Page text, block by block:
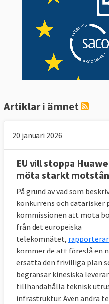
Artiklar i ämnet
20 januari 2026
EU vill stoppa
möta starkt
På grund av vad som
konkurrens och datarisker
kommissionen att mota
från det europeiska
telekomnätet,
kommer de att föreslå en
ersätta den frivilliga plan
begränsar kinesiska
tillhandahålla teknisk
infrastruktur. Även andra